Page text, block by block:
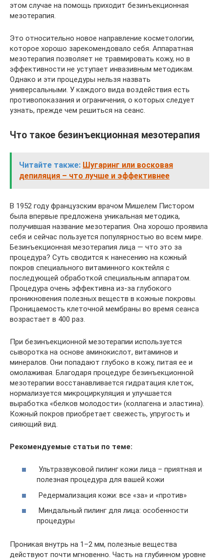
этом случае на помощь приходит безинъекционная
мезотерапия.
Это относительно новое направление косметологии,
которое хорошо зарекомендовало себя. Аппаратная
мезотерапия позволяет не травмировать кожу, но в
эффективности не уступает инвазивным методикам.
Однако и эти процедуры нельзя назвать
универсальными. У каждого вида воздействия есть
противопоказания и ограничения, о которых следует
узнать, прежде чем решиться на сеанс.
Что такое безинъекционная мезотерапия
Читайте также: Шугаринг или восковая
депиляция – что лучше и эффективнее
В 1952 году французским врачом Мишелем Пистором
была впервые предложена уникальная методика,
получившая название мезотерапия. Она хорошо проявила
себя и сейчас пользуется популярностью во всем мире.
Безинъекционная мезотерапия лица — что это за
процедура? Суть сводится к нанесению на кожный
покров специального витаминного коктейля с
последующей обработкой специальным аппаратом.
Процедура очень эффективна из-за глубокого
проникновения полезных веществ в кожные покровы.
Проницаемость клеточной мембраны во время сеанса
возрастает в 400 раз.
При безинъекционной мезотерапии используется
сыворотка на основе аминокислот, витаминов и
минералов. Они попадают глубоко в кожу, питая ее и
омолаживая. Благодаря процедуре безинъекционной
мезотерапии восстанавливается гидратация клеток,
нормализуется микроциркуляция и улучшается
выработка «белков молодости» (коллагена и эластина).
Кожный покров приобретает свежесть, упругость и
сияющий вид.
Рекомендуемые статьи по теме:
Ультразвуковой пилинг кожи лица – приятная и
полезная процедура для вашей кожи
Редермализация кожи: все «за» и «против»
Миндальный пилинг для лица: особенности
процедуры
Проникая внутрь на 1–2 мм, полезные вещества
действуют почти мгновенно. Часть на глубинном уровне